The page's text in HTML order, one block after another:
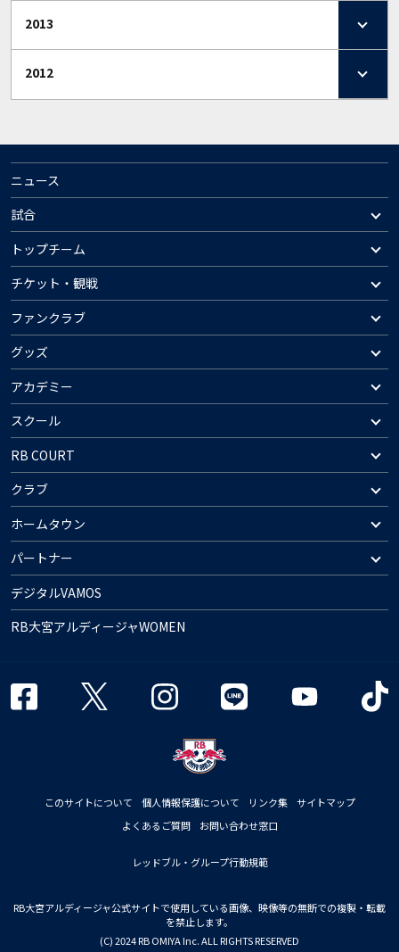
2013
2012
ニュース
試合
トップチーム
チケット・観戦
ファンクラブ
グッズ
アカデミー
スクール
RB COURT
クラブ
ホームタウン
パートナー
デジタルVAMOS
RB大宮アルディージャWOMEN
このサイトについて 個人情報保護について リンク集
サイトマップ
よくあるご質問
お問い合わせ窓口
レッドブル・グループ行動規範
RB大宮アルディージャ公式サイトで使用している画像、映像等の無断での複製・転載
を禁止します。
(C) 2024 RB OMIYA Inc. ALL RIGHTS RESERVED